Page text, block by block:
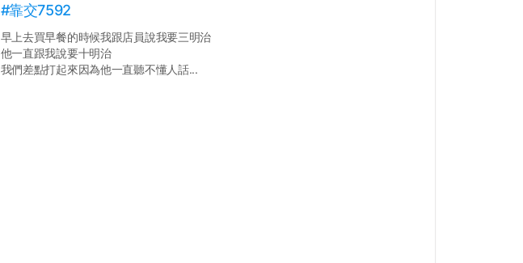
#靠交7592
早上去買早餐的時候我跟店員說我要三明治
他一直跟我說要十明治
我們差點打起來因為他一直聽不懂人話...